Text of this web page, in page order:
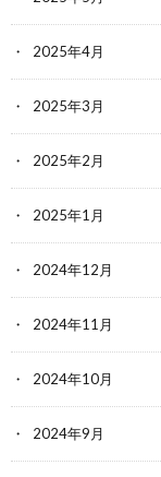
2025年4月
2025年3月
2025年2月
2025年1月
2024年12月
2024年11月
2024年10月
2024年9月